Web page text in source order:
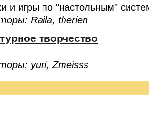
и игры по "настольным"
Raila, therien
творчество
yuri, Zmeisss